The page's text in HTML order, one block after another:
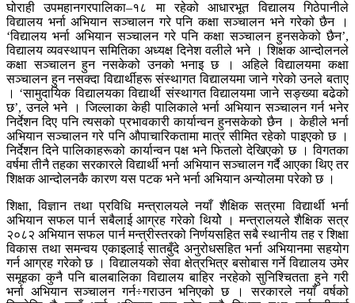
घोराही उपमहानगरपालिका–१८ मा रहेको आधारभूत विद्यालय गिठेपानीले
विद्यालय भर्ना अभियान सञ्चालन गरे पनि कक्षा सञ्चालन भने गरेको छैन ।
‘विद्यालय भर्ना अभियान सञ्चालन गरे पनि कक्षा सञ्चालन हुनसकेको छैन’,
विद्यालय व्यवस्थापन समितिका अध्यक्ष दिनेश वलीले भने । शिक्षक आन्दोलनले
कक्षा सञ्चालन हुन नसकेको उनको भनाइ छ । अहिले विद्यालयमा कक्षा
सञ्चालन हुन नसक्दा विद्यार्थीहरू संस्थागत विद्यालयमा जाने गरेको उनले बताए
। ‘सामुदायिक विद्यालयका विद्यार्थी संस्थागत विद्यालयमा जाने सङ्ख्या बढेको
छ’, उनले भने । जिल्लाका केही पालिकाले भर्ना अभियान सञ्चालन गर्न भनेर
निर्देशन दिए पनि त्यसको प्रभावकारी कार्यान्वन हुनसकेको छैन । केहीले भर्ना
अभियान सञ्चालन गरे पनि औपाचारिकतामा मात्र सीमित रहेको पाइएको छ ।
निर्देशन दिने पालिकाहरूको कार्यान्वन पक्ष भने फितलो देखिएको छ । विगतका
वर्षमा तीनै तहका सरकारले विद्यार्थी भर्ना अभियान सञ्चालन गर्दै आएका थिए तर
शिक्षक आन्दोलनकै कारण यस पटक भने भर्ना अभियान अन्योलमा परेको छ ।
शिक्षा, विज्ञान तथा प्रविधि मन्त्रालयले नयाँ शैक्षिक सत्रमा विद्यार्थी भर्ना
अभियान सफल पार्न सबैलाई आग्रह गरेको थियोे । मन्त्रालयले शैक्षिक सत्र
२०८२ अभियान सफल पार्न मन्त्रीस्तरको निर्णयसहित सबै स्थानीय तह र शिक्षा
विकास तथा समन्वय एकाइलाई सातबुँदे अनुरोधसहित भर्ना अभियानमा सहयोग
गर्न आग्रह गरेको छ । विद्यालयको सेवा क्षेत्रभित्र बसोबास गर्ने विद्यालय उमेर
समूहका कुनै पनि बालबालिका विद्यालय बाहिर नरहेको सुनिश्चितता हुने गरी
भर्ना अभियान सञ्चालन गर्न÷गराउन भनिएको छ । सरकारले नयाँ वर्षको